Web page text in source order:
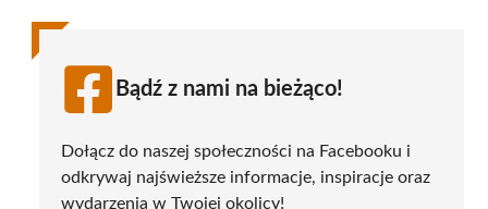
Bądź z nami na bieżąco!
Dołącz do naszej społeczności na Facebooku i
odkrywaj najświeższe informacje, inspiracje oraz
wydarzenia w Twojej okolicy!